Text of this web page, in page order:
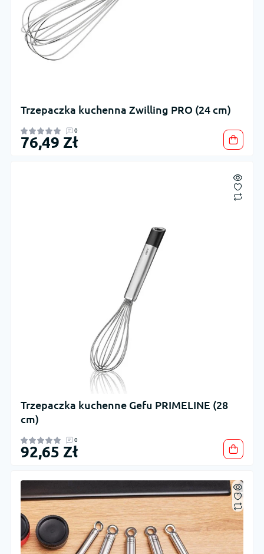
Trzepaczka kuchenna Zwilling PRO (24 cm)
0
76,49 Zł
Trzepaczka kuchenne Gefu PRIMELINE (28
cm)
0
92,65 Zł